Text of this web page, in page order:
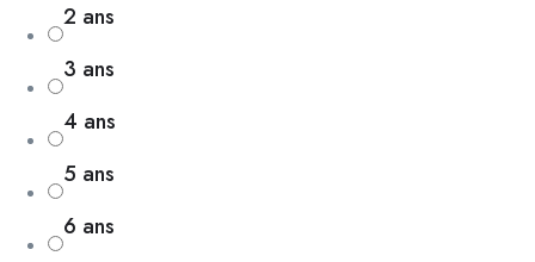
2 ans
3 ans
4 ans
5 ans
6 ans